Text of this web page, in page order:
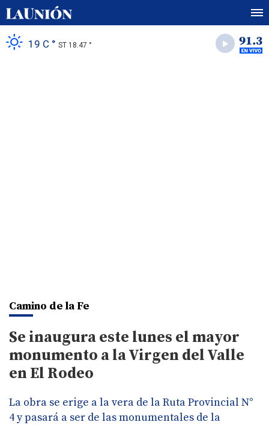
19 C ° ST 18.47 °
Camino de la Fe
Se inaugura este lunes el mayor
monumento a la Virgen del Valle
en El Rodeo
La obra se erige a la vera de la Ruta Provincial N°
4 y pasará a ser de las monumentales de la